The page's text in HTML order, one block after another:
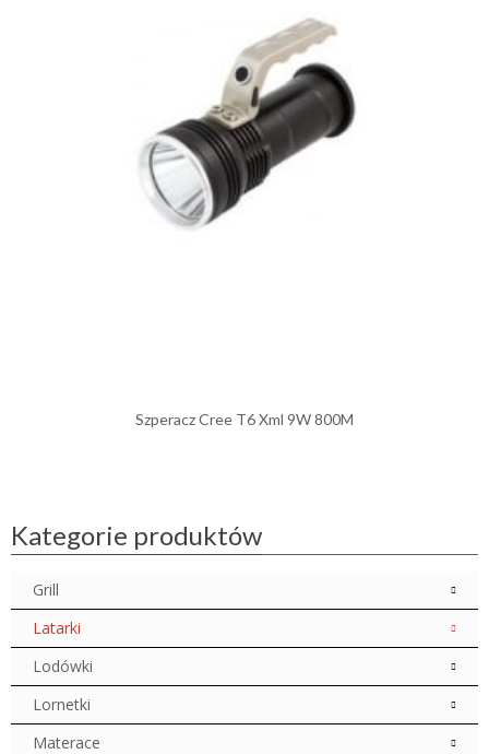
Szperacz Cree T6 Xml 9W 800M
Kategorie produktów
Grill
Latarki
Lodówki
Lornetki
Materace